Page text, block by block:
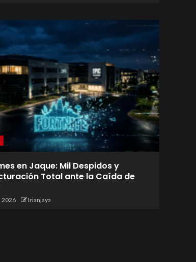
en Jaque: Mil Despidos y
Total ante la Caída de
2026 Irianjaya